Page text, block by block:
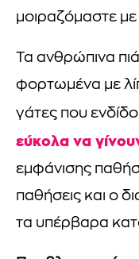
μοιραζόμαστε με
Τα ανθρώπινα
φορτωμένα με
γάτες που
εύκολα να
εμφάνισης
παθήσεις και ο
τα υπέρβαρα